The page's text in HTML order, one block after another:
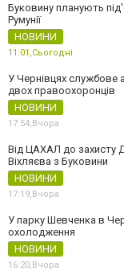
Буковину планують
Румунії
НОВИНИ
11:01, Сьогодні
У Чернівцях службове
двох правоохоронців
НОВИНИ
17:54, Вчора
Від ЦАХАЛ до захисту
Віхляєва з Буковини
НОВИНИ
17:19, Вчора
У парку Шевченка в
охолодження
НОВИНИ
16:20, Вчора